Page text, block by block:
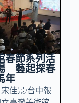
春節系列活
藝起探春
年
宋佳景/台中報